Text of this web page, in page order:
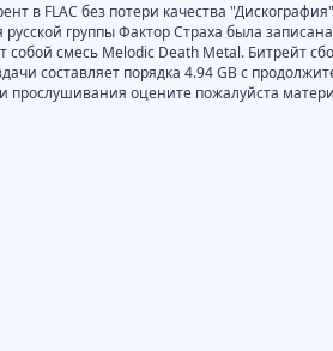
в FLAC без потери качества
группы Фактор Страха была
собой смесь Melodic Death Metal. Битрейт
составляет порядка 4.94 GB с
прослушивания оцените пожалуйста